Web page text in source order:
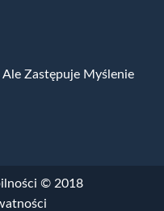
Zastępuje Myślenie
© 2018